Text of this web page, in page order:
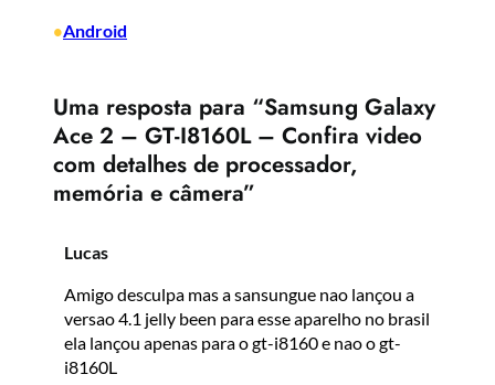
•Android
Uma resposta para “Samsung Galaxy
Ace 2 – GT-I8160L – Confira video
com detalhes de processador,
memória e câmera”
Lucas
Amigo desculpa mas a sansungue nao lançou a
versao 4.1 jelly been para esse aparelho no brasil
ela lançou apenas para o gt-i8160 e nao o gt-
i8160L